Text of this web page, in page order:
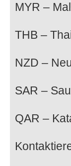
MYR –
THB –
NZD –
SAR –
QAR –